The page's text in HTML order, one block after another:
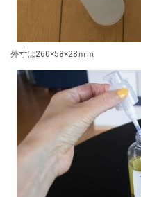
外寸は260×58×28ｍｍ